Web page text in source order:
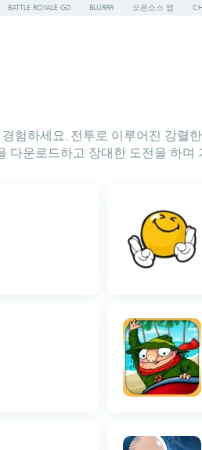
BATTLE ROYALE GD BLURRR 오픈소스 앱
험하세요. 전투로 이루어진 강렬
운로드하고 장대한 도전을 하며